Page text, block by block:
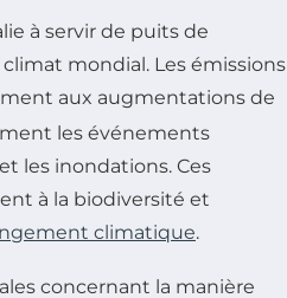
à servir de puits de
mondial. Les émissions
aux augmentations de
les événements
les inondations. Ces
à la biodiversité et
climatique.
concernant la manière